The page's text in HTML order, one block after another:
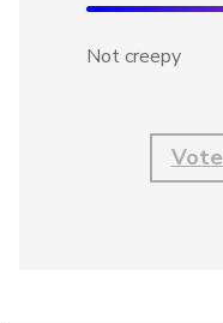
Not creepy